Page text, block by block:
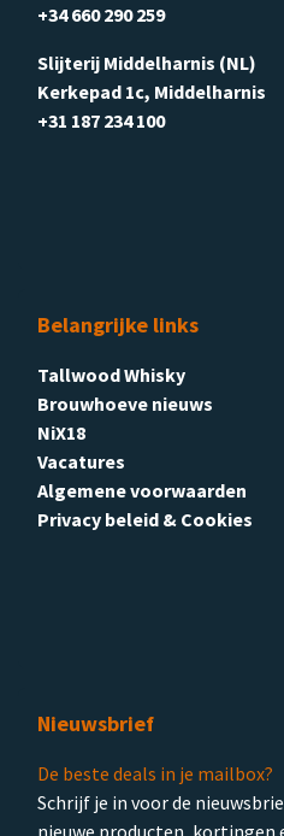
+34 660 290 259
Slijterij Middelharnis (NL)
Kerkepad 1c, Middelharnis
+31 187 234 100
Belangrijke links
Tallwood Whisky
Brouwhoeve nieuws
NiX18
Vacatures
Algemene voorwaarden
Privacy beleid & Cookies
Nieuwsbrief
De beste deals in je mailbox?
Schrijf je in voor de
nieuwe producten, kortingen